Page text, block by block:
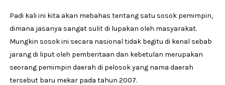
Padi kali ini kita akan mebahas tentang satu sosok pemimpin,
dimana jasanya sangat sulit di lupakan oleh masyarakat.
Mungkin sosok ini secara nasional tidak begitu di kenal sebab
jarang di liput oleh pemberitaan dan kebetulan merupakan
seorang pemimpin daerah di pelosok yang nama daerah
tersebut baru mekar pada tahun 2007.